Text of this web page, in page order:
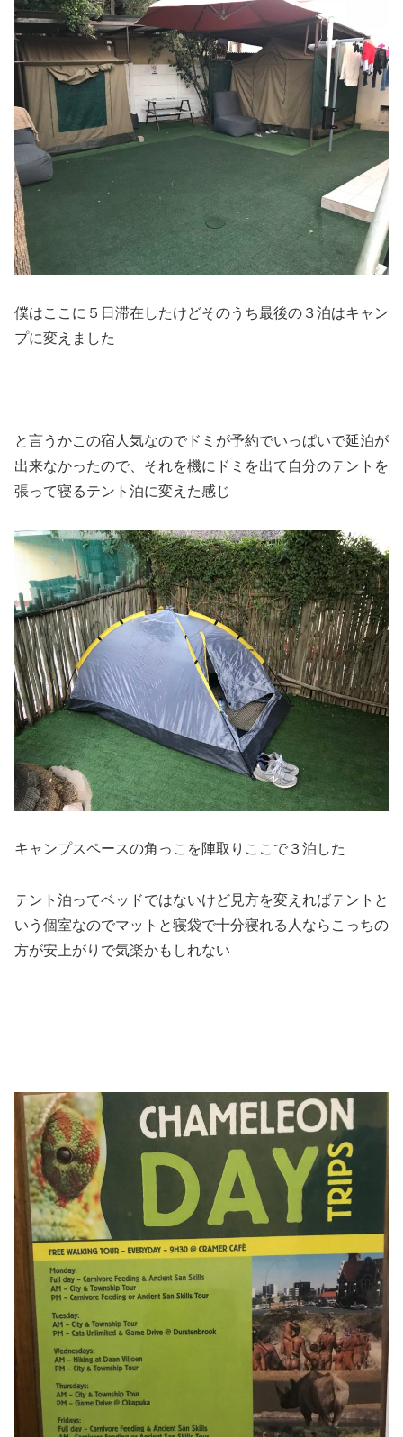
僕はここに５日滞在したけどそのうち最後の３泊はキャン
プに変えました
と言うかこの宿人気なのでドミが予約でいっぱいで延泊が
出来なかったので、それを機にドミを出て自分のテントを
張って寝るテント泊に変えた感じ
キャンプスペースの角っこを陣取りここで３泊した
テント泊ってベッドではないけど見方を変えればテントと
いう個室なのでマットと寝袋で十分寝れる人ならこっちの
方が安上がりで気楽かもしれない